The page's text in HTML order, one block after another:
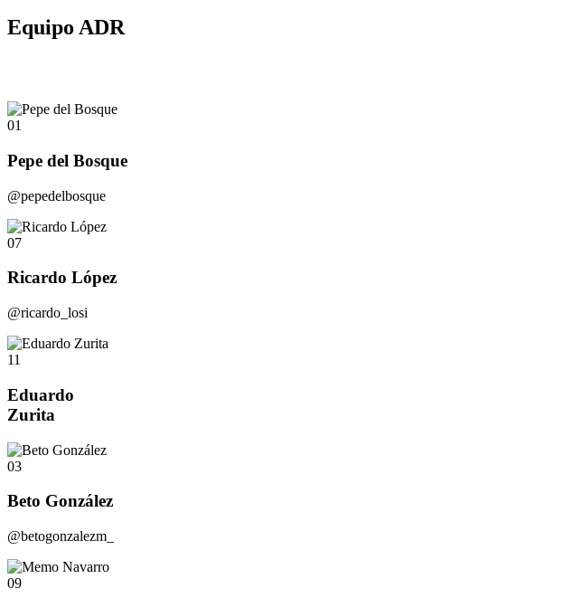
Equipo ADR
01
Pepe del Bosque
@pepedelbosque
07
Ricardo López
@ricardo_losi
11
Eduardo
Zurita
03
Beto González
@betogonzalezm_
09